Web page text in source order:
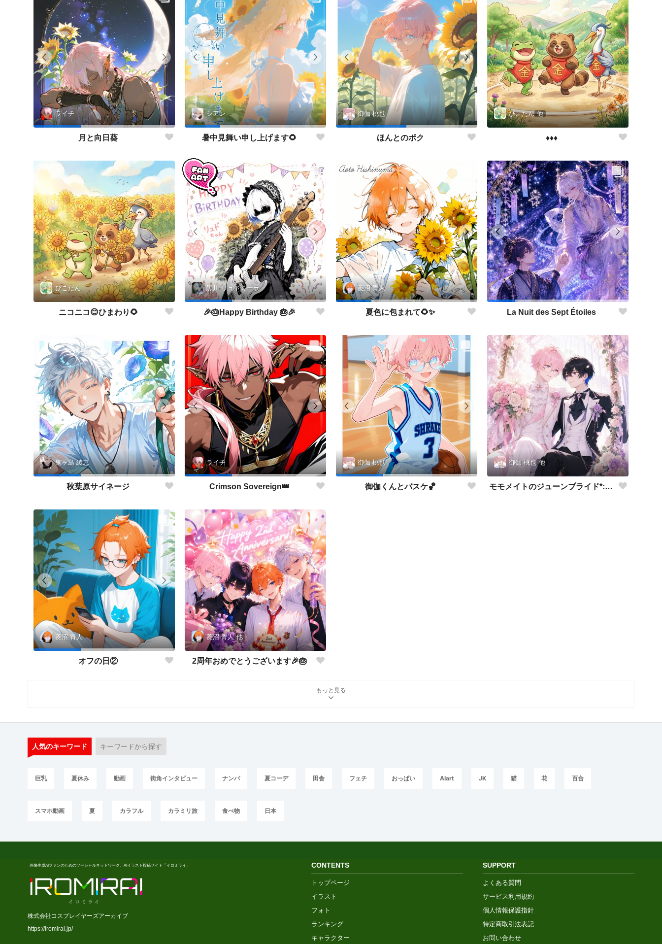
ライチ
月と向日葵
シアン
暑中見舞い申し上げます🌻
御伽 桃也
ほんとのボク
ぴこたん 他
♦️♦️♦️
ぴこたん
ニコニコ😊ひまわり🌻
黒川 リュドミーラ
🎉🎂Happy Birthday 🎂🎉
菱沼 青人
夏色に包まれて🌻✨ La Nuit des Sept Étoiles
鬼ヶ島 綾恵
秋葉原サイネージ
ライチ
Crimson Sovereign👑
御伽 桃也
御伽くんとバスケ🏀
御伽 桃也 他
モモメイトのジューンブライド*:✨\( ॑˘ ॑◍\ 💒💍 ﾉ◍ ॑˘ ॑ )ﾉ✨:*
菱沼 青人
オフの日②
菱沼 青人 他
2周年おめでとうございます🎉🎂
もっと見る
人気のキーワード キーワードから探す
巨乳 夏休み 動画 街角インタビュー ナンパ 夏コーデ 田舎 フェチ おっぱい AIart JK 猫 花 百合
スマホ動画 夏 カラフル カラミリ旅 食べ物 日本
画像生成AIファンのためのソーシャルネットワーク、AIイラスト投稿サイト「イロミライ」
株式会社コスプレイヤーズアーカイブ
https://iromirai.jp/
SUPPORT
よくある質問
サービス利用規約
個人情報保護指針
特定商取引法表記
お問い合わせ
CONTENTS
トップページ
イラスト
フォト
ランキング
キャラクター